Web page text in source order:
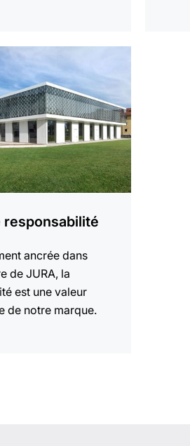
responsabilité
ancrée dans
de JURA, la
est une valeur
de notre marque.